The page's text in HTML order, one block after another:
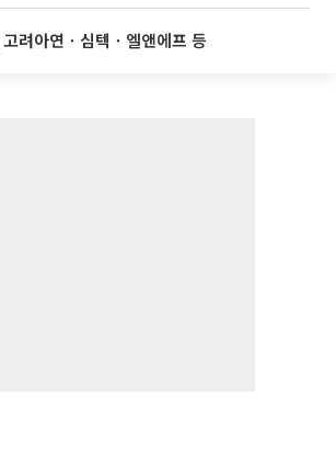
려아연ㆍ심텍ㆍ엘앤에프 등